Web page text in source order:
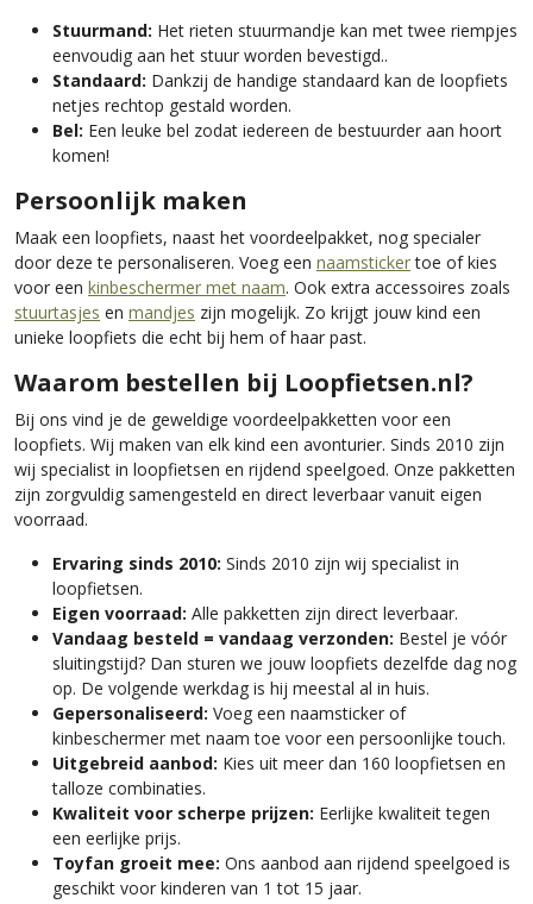
Stuurmand: Het rieten stuurmandje kan met twee riempjes
eenvoudig aan het stuur worden bevestigd..
Standaard: Dankzij de handige standaard kan de loopfiets
netjes rechtop gestald worden.
Bel: Een leuke bel zodat iedereen de bestuurder aan hoort
komen!
Persoonlijk maken
Maak een loopfiets, naast het voordeelpakket, nog specialer
door deze te personaliseren. Voeg een naamstickertoe of kies
voor een kinbeschermer met naam. Ook extra accessoires zoals
stuurtasjes en mandjes zijn mogelijk. Zo krijgt jouw kind een
unieke loopfiets die echt bij hem of haar past.
Waarom bestellen bij Loopfietsen.nl?
Bij ons vind je de geweldige voordeelpakketten voor een
loopfiets. Wij maken van elk kind een avonturier. Sinds 2010 zijn
wij specialist in loopfietsen en rijdend speelgoed. Onze pakketten
zijn zorgvuldig samengesteld en direct leverbaar vanuit eigen
voorraad.
Ervaring sinds 2010: Sinds 2010 zijn wij specialist in
loopfietsen.
Eigen voorraad: Alle pakketten zijn direct leverbaar.
Vandaag besteld = vandaag verzonden: Bestel je vóór
sluitingstijd? Dan sturen we jouw loopfiets dezelfde dag nog
op. De volgende werkdag is hij meestal al in huis.
Gepersonaliseerd: Voeg een naamsticker of
kinbeschermer met naam toe voor een persoonlijke touch.
Uitgebreid aanbod: Kies uit meer dan 160 loopfietsen en
talloze combinaties.
Kwaliteit voor scherpe prijzen: Eerlijke kwaliteit tegen
een eerlijke prijs.
Toyfan groeit mee: Ons aanbod aan rijdend speelgoed is
geschikt voor kinderen van 1 tot 15 jaar.